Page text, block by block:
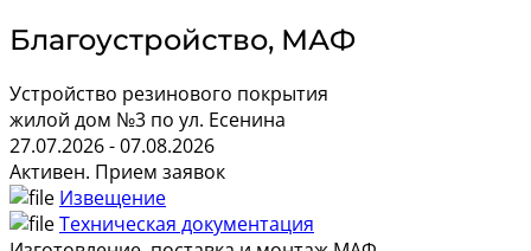
Благоустройство, МАФ
Устройство резинового покрытия
жилой дом №3 по ул. Есенина
27.07.2026 - 07.08.2026
Активен. Прием заявок
Извещение
Техническая документация